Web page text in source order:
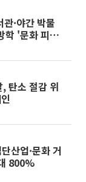
·야간 박물
'문화 피서'
탄소 절감 위
산업·문화 거
800%